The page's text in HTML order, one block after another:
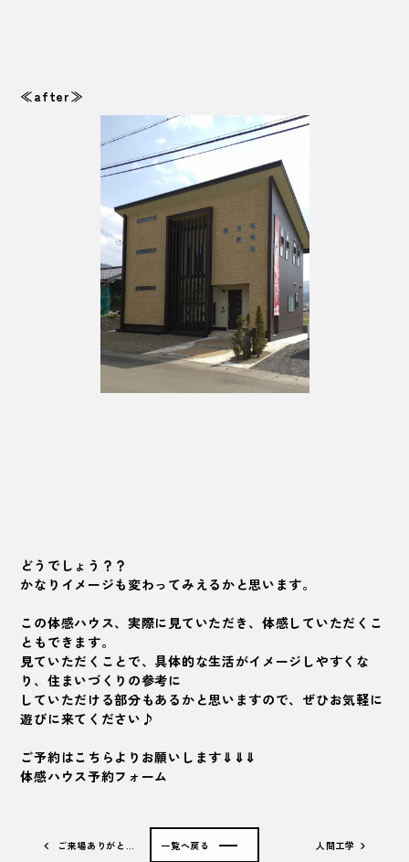
≪after≫
どうでしょう？？
かなりイメージも変わってみえるかと思います。
この体感ハウス、実際に見ていただき、体感していただくこ
ともできます。
見ていただくことで、具体的な生活がイメージしやすくな
り、住まいづくりの参考に
していただける部分もあるかと思いますので、ぜひお気軽に
遊びに来てください♪
ご予約はこちらよりお願いします⇓⇓⇓
体感ハウス予約フォーム
ご来場ありがと… 人間工学
一覧へ戻る